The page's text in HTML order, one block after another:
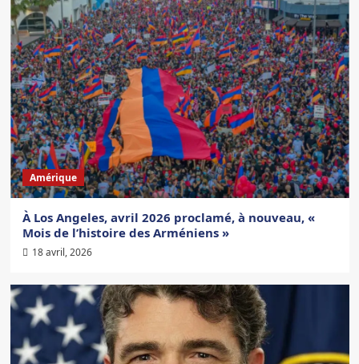
Amérique
À Los Angeles, avril 2026 proclamé, à nouveau, «
Mois de l’histoire des Arméniens »
18 avril, 2026